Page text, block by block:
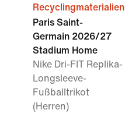
Recyclingmaterialien
Paris Saint-
Germain 2026/27
Stadium Home
Nike Dri-FIT Replika-
Longsleeve-
Fußballtrikot
(Herren)